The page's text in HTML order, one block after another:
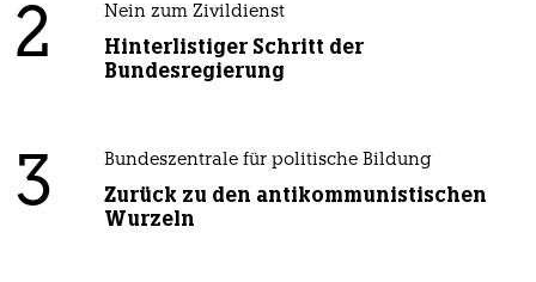
2 Nein zum Zivildienst
Hinterlistiger Schritt der
Bundesregierung
3 Bundeszentrale für politische Bildung
Zurück zu den antikommunistischen
Wurzeln